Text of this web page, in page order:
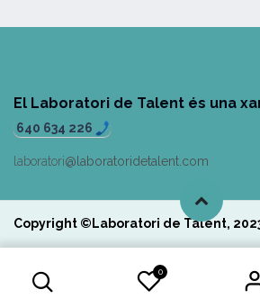
0
El Laboratori de Talent és una
640 634 226
laboratori@laboratoridetalent.com
Copyright ©Laboratori de Talent,